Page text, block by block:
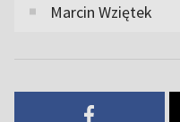
Marcin Wziętek